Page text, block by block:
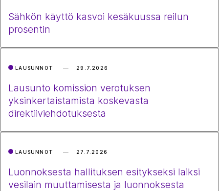
Sähkön käyttö kasvoi kesäkuussa reilun
prosentin
LAUSUNNOT 29.7.2026
Lausunto komission verotuksen
yksinkertaistamista koskevasta
direktiiviehdotuksesta
LAUSUNNOT 27.7.2026
Luonnoksesta hallituksen esitykseksi laiksi
vesilain muuttamisesta ja luonnoksesta